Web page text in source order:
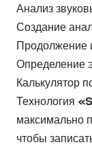
Анализ
Создание
Продолжение
Определение
Калькулятор
Технология
максимально
чтобы